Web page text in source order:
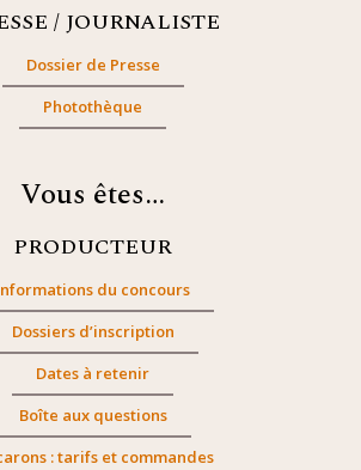
/ JOURNALISTE
Dossier de Presse
Photothèque
Vous êtes…
PRODUCTEUR
du concours
Dossiers d’inscription
Dates à retenir
Boîte aux questions
: tarifs et commandes